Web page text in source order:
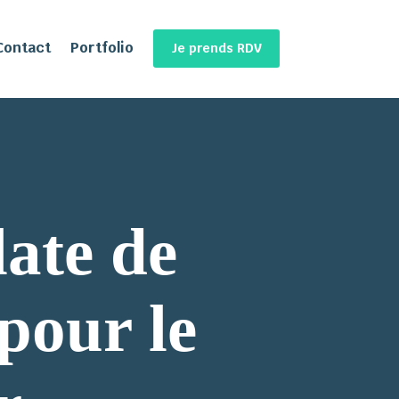
Portfolio Je prends RDV
de
le